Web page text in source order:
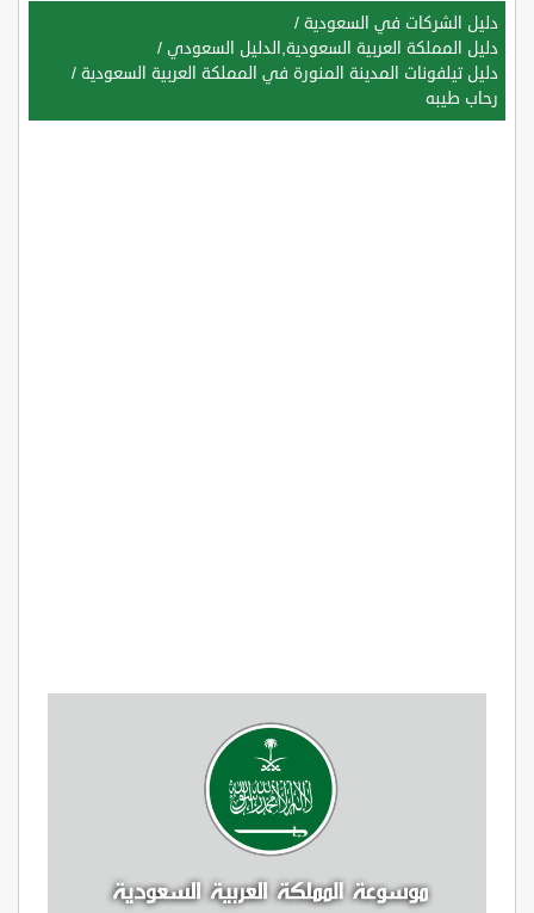
دليل الشركات في السعودية /
دليل المملكة العربية السعودية,الدليل السعودي /
دليل تيلفونات المدينة المنورة في المملكة العربية السعودية /
رحاب طيبه